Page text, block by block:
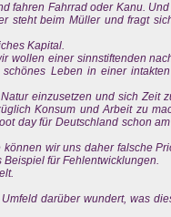
fahren Fahrrad oder Kanu.
steht beim Müller und fragt
Kapital.
wollen einer sinnstiftenden
Leben in einer
einzusetzen und sich Zeit
Konsum und Arbeit zu
day für Deutschland schon
wir uns daher falsche
für Fehlentwicklungen.
darüber wundert, was